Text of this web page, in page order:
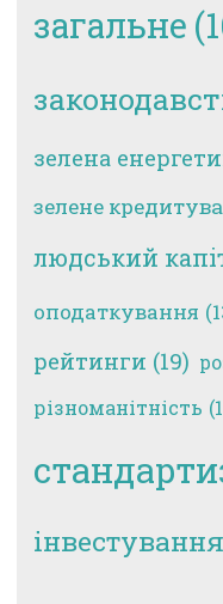
загальне
зелена
зелене
людський
оподаткування
рейтинги (19)
різноманітність
інвестування